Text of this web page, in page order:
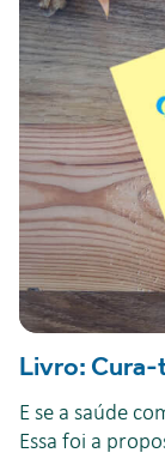
Livro: Cura-
E se a saúde
Essa foi a